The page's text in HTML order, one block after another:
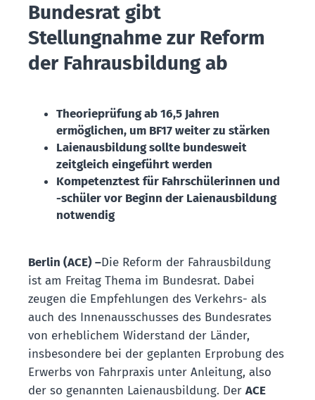
Bundesrat gibt
Stellungnahme zur Reform
der Fahrausbildung ab
Theorieprüfung ab 16,5 Jahren
ermöglichen, um BF17 weiter zu stärken
Laienausbildung sollte bundesweit
zeitgleich eingeführt werden
Kompetenztest für Fahrschülerinnen und
-schüler vor Beginn der Laienausbildung
notwendig
Berlin (ACE) –Die Reform der Fahrausbildung
ist am Freitag Thema im Bundesrat. Dabei
zeugen die Empfehlungen des Verkehrs- als
auch des Innenausschusses des Bundesrates
von erheblichem Widerstand der Länder,
insbesondere bei der geplanten Erprobung des
Erwerbs von Fahrpraxis unter Anleitung, also
der so genannten Laienausbildung. Der ACE